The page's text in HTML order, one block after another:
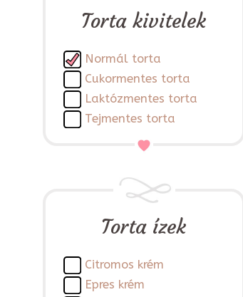
Torta kivitelek
Normál torta
Cukormentes torta
Laktózmentes torta
Tejmentes torta
Torta ízek
Citromos krém
Epres krém